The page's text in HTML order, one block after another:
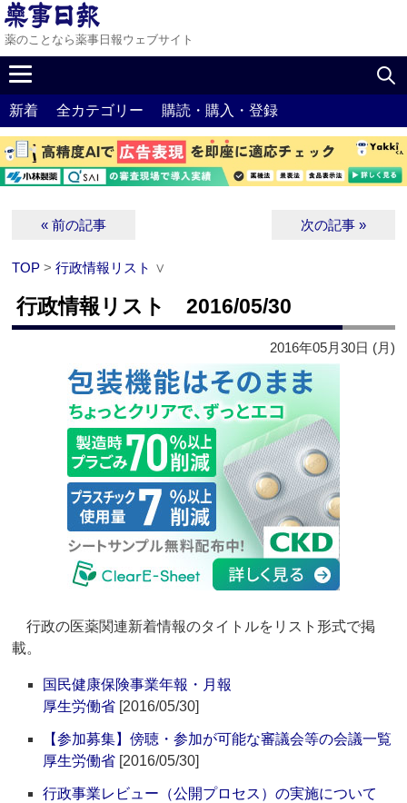
薬のことなら薬事日報ウェブサイト
新着 全カテゴリー 購読・購入・登録
« 前の記事 次の記事 »
TOP >行政情報リスト ∨
行政情報リスト 2016/05/30
2016年05月30日 (月)
行政の医薬関連新着情報のタイトルをリスト形式で掲
載。
国民健康保険事業年報・月報
厚生労働省 [2016/05/30]
【参加募集】傍聴・参加が可能な審議会等の会議一覧
厚生労働省 [2016/05/30]
行政事業レビュー（公開プロセス）の実施について